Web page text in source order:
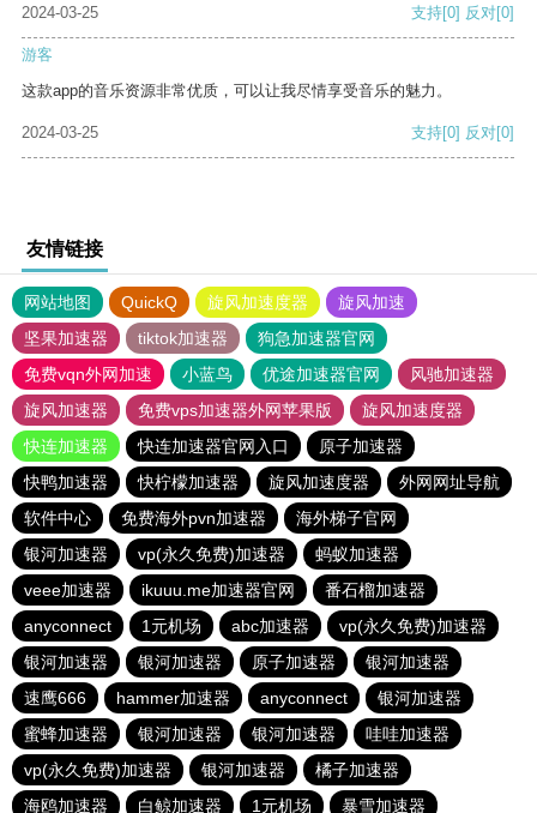
2024-03-25 支持[0] 反对[0]
游客
这款app的音乐资源非常优质，可以让我尽情享受音乐的魅力。
2024-03-25 支持[0] 反对[0]
友情链接
网站地图 QuickQ 旋风加速度器
旋风加速
坚果加速器
tiktok加速器
狗急加速器官网
免费vqn外网加速
小蓝鸟 优途加速器官网
风驰加速器
旋风加速器
免费vps加速器外网苹果版
旋风加速度器
快连加速器
快连加速器官网入口
原子加速器
快鸭加速器
快柠檬加速器 旋风加速度器
外网网址导航
软件中心
免费海外pvn加速器
海外梯子官网
银河加速器
vp(永久免费)加速器
蚂蚁加速器
veee加速器
ikuuu.me加速器官网
番石榴加速器
anyconnect
1元机场 abc加速器
vp(永久免费)加速器
银河加速器
银河加速器 原子加速器
银河加速器
速鹰666
hammer加速器 anyconnect
银河加速器
蜜蜂加速器
银河加速器 银河加速器
哇哇加速器
vp(永久免费)加速器
银河加速器
橘子加速器
海鸥加速器
白鲸加速器 1元机场 暴雪加速器